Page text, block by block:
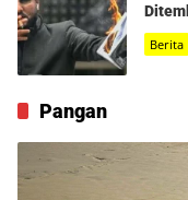
Berita
Pangan